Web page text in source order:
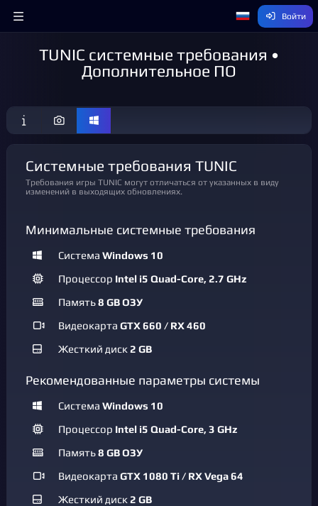
Войти
TUNIC системные требования •
Дополнительное ПО
Системные требования TUNIC
Требования игры TUNIC могут отличаться от указанных в виду
изменений в выходящих обновлениях.
Минимальные системные требования
Система Windows 10
Процессор Intel i5 Quad-Core, 2.7 GHz
Память8 GB ОЗУ
Видеокарта GTX 660 / RX 460
Жесткий диск2 GB
Рекомендованные параметры системы
Система Windows 10
Процессор Intel i5 Quad-Core, 3 GHz
Память8 GB ОЗУ
Видеокарта GTX 1080 Ti / RX Vega 64
Жесткий диск2 GB